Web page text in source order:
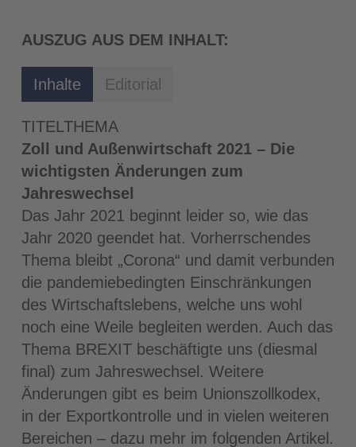
AUSZUG AUS DEM INHALT:
Inhalte Editorial
TITELTHEMA
Zoll und Außenwirtschaft 2021 – Die
wichtigsten Änderungen zum
Jahreswechsel
Das Jahr 2021 beginnt leider so, wie das
Jahr 2020 geendet hat. Vorherrschendes
Thema bleibt „Corona“ und damit verbunden
die pandemiebedingten Einschränkungen
des Wirtschaftslebens, welche uns wohl
noch eine Weile begleiten werden. Auch das
Thema BREXIT beschäftigte uns (diesmal
final) zum Jahreswechsel. Weitere
Änderungen gibt es beim Unionszollkodex,
in der Exportkontrolle und in vielen weiteren
Bereichen – dazu mehr im folgenden Artikel.